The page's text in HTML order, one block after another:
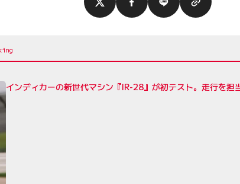
インディカーの新世代マシン『IR-28』が初テスト。走行を担